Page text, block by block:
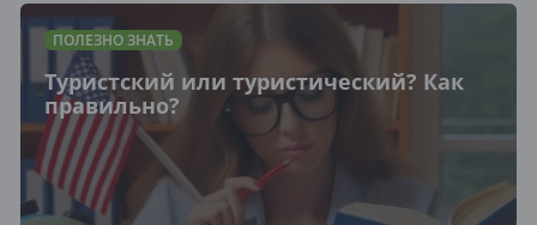
ПОЛЕЗНО ЗНАТЬ
Туристский или туристический? Как
правильно?